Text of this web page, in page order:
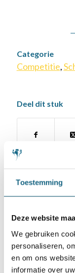
Toestemming
Deze website
We gebruiken
personaliseren,
en om ons
informatie over
Categorie
Competitie,
Deel dit stuk